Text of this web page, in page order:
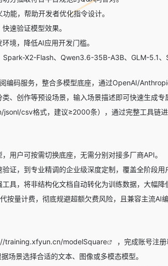
能，帮助开发者优化指令设计。
速验证模型效果。
境，降低AI应用开发门槛。
Spark-X2-Flash、 Qwen3.6-35B-A3B、 GLM-5.1、
编码服务，整合多模型底座，通过OpenAI/
、创作等预设场景，输入场景描述即可快速生成专
jsonl/csv格式，建议≥2000条），通过完整工具链
用户可按需切换底座，无需分别对接多厂商API。
证，到专业精调的企业级深度定制，覆盖全阶段用
具，将非结构化文档自动转化为训练数据，大幅降
按量计费，彻底规避超额欠费风险，且兼容主流AI编
training.xfyun.cn/modelSquare
，完成账号注
场景选择合适的文本、图像或多模态模型。